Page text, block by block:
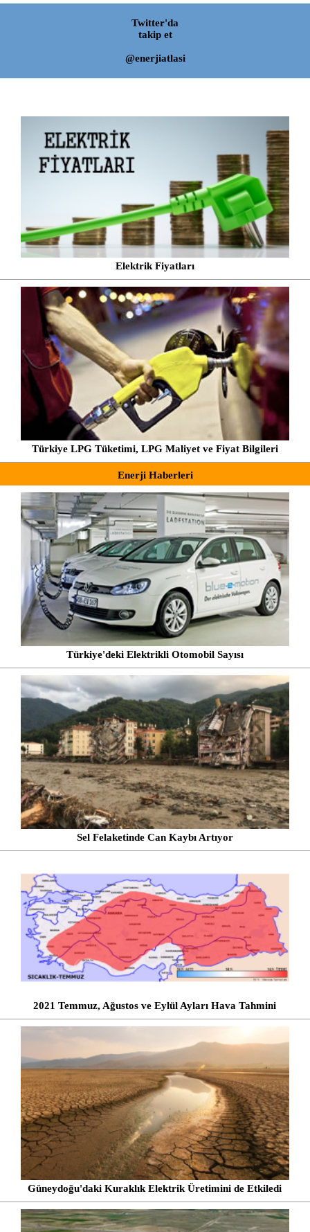
Twitter'da
takip et
@enerjiatlasi
Elektrik Fiyatları
Türkiye LPG Tüketimi, LPG Maliyet ve Fiyat Bilgileri
Enerji Haberleri
Türkiye'deki Elektrikli Otomobil Sayısı
Sel Felaketinde Can Kaybı Artıyor
2021 Temmuz, Ağustos ve Eylül Ayları Hava Tahmini
Güneydoğu'daki Kuraklık Elektrik Üretimini de Etkiledi